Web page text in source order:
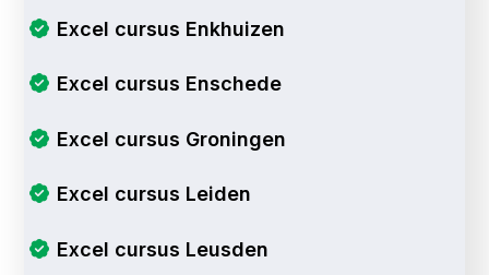
Excel cursus Enkhuizen
Excel cursus Enschede
Excel cursus Groningen
Excel cursus Leiden
Excel cursus Leusden